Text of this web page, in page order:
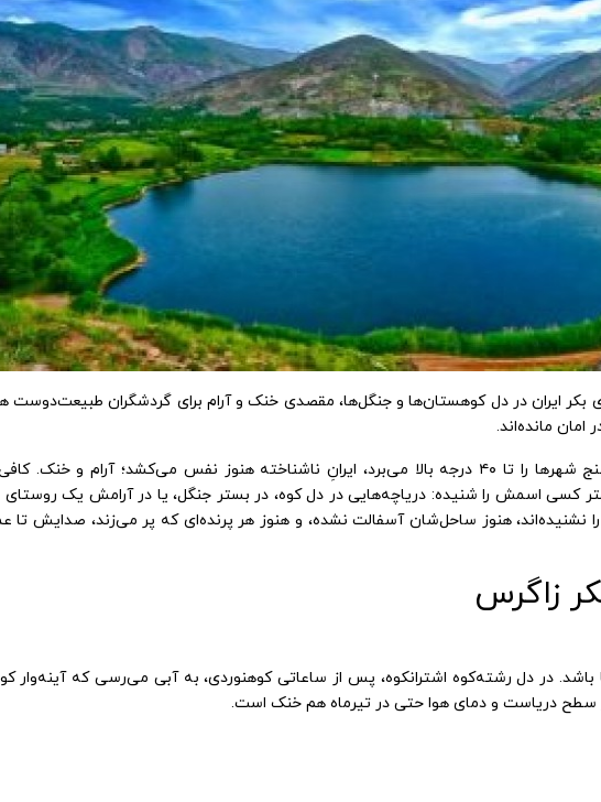
بکر ایران در دل کوهستان‌ها و جنگل‌ها، مقصدی خنک و آرام برای گردشگران طبیعت‌دوست
مانده‌اند.
نیک نیوز: وقتی گرمای تیر و مرداد دماسنج شهرها را تا ۴۰ درجه بالا می‌برد، ایرانِ ناشناخته هنوز نفس می‌کشد؛ آرام و
کسی اسمش را شنیده: دریاچه‌هایی در دل کوه، در بستر جنگل، یا در آرامش یک روستای
نشنیده‌اند، هنوز ساحل‌شان آسفالت نشده، و هنوز هر پرنده‌ای که پر می‌زند، صدایش تا
در دل رشته‌کوه اشترانکوه، پس از ساعاتی کوهنوردی، به آبی می‌رسی که آینه‌وار